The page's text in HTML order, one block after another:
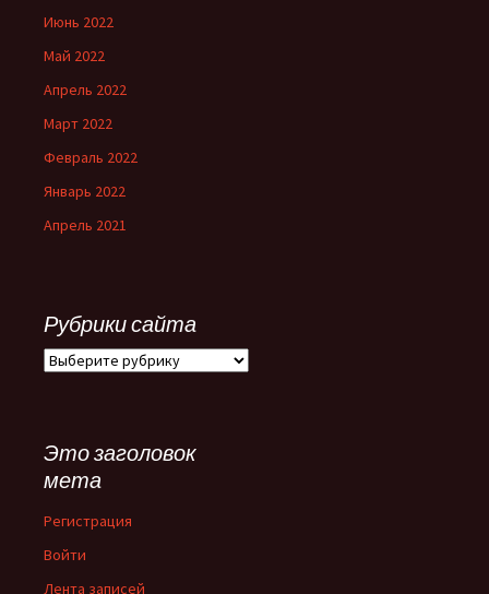
Июнь 2022
Май 2022
Апрель 2022
Март 2022
Февраль 2022
Январь 2022
Апрель 2021
Рубрики сайта
Рубрики
Это заголовок
мета
Регистрация
Войти
Лента записей